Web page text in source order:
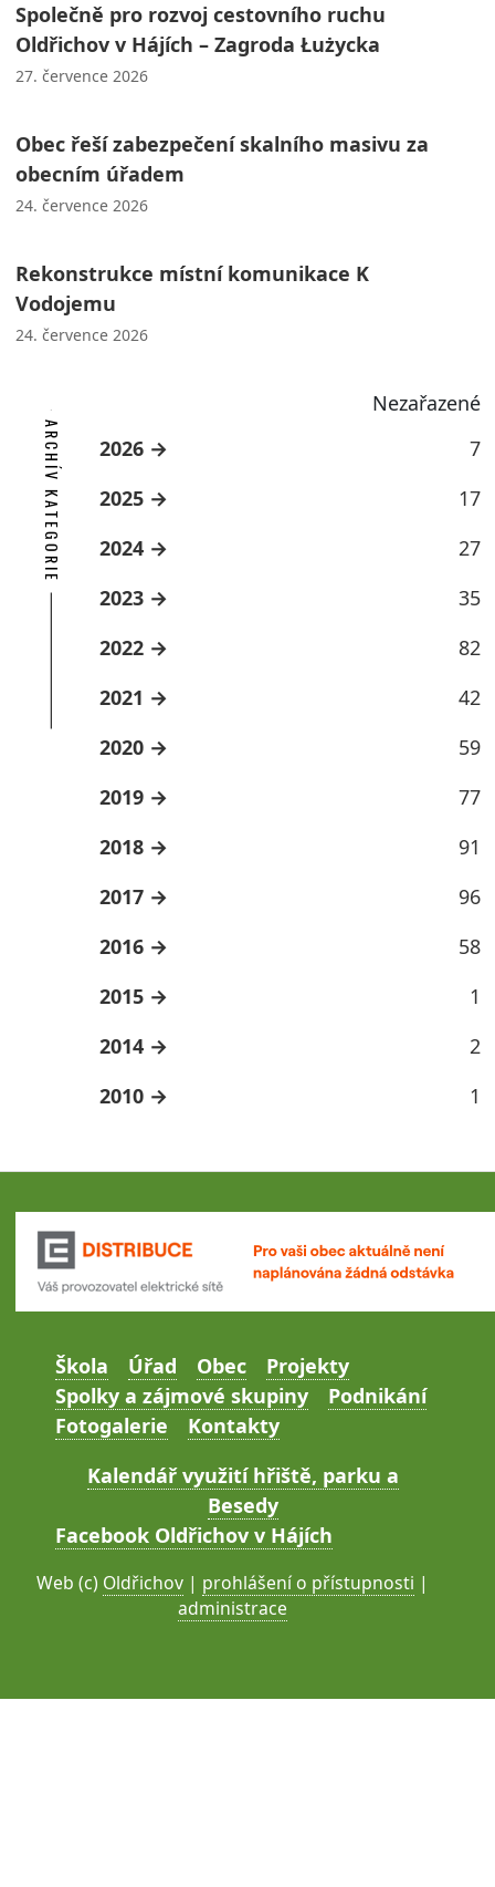
Společně pro rozvoj cestovního ruchu
Oldřichov v Hájích – Zagroda Łużycka
27. července 2026
Obec řeší zabezpečení skalního masivu za
obecním úřadem
24. července 2026
Rekonstrukce místní komunikace K
Vodojemu
24. července 2026
Nezařazené
ARCHÍV KATEGORIE 2026
7
2025
17
2024
27
2023
35
2022
82
2021
42
2020
59
2019
77
2018
91
2017
96
2016
58
2015
1
2014
2
2010
1
Škola Úřad Obec
Projekty
Spolky a zájmové skupiny
Podnikání
Fotogalerie
Kontakty
Kalendář využití hřiště, parku a
Besedy
Facebook Oldřichov v Hájích
Web (c) Oldřichov | prohlášení o přístupnosti |
administrace